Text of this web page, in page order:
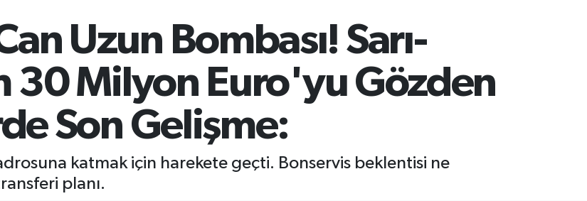
Uzun Bombası! Sarı-
30 Milyon Euro'yu Gözden
Son Gelişme:
katmak için harekete geçti. Bonservis beklentisi ne
planı.